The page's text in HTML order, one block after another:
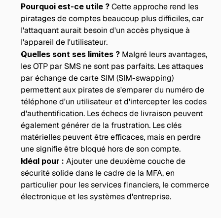
Pourquoi est-ce utile ? Cette approche rend les
piratages de comptes beaucoup plus difficiles, car
l'attaquant aurait besoin d'un accès physique à
l'appareil de l'utilisateur.
Quelles sont ses limites ? Malgré leurs avantages,
les OTP par SMS ne sont pas parfaits. Les attaques
par échange de carte SIM (SIM-swapping)
permettent aux pirates de s'emparer du numéro de
téléphone d'un utilisateur et d'intercepter les codes
d'authentification. Les échecs de livraison peuvent
également générer de la frustration. Les clés
matérielles peuvent être efficaces, mais en perdre
une signifie être bloqué hors de son compte.
Idéal pour : Ajouter une deuxième couche de
sécurité solide dans le cadre de la MFA, en
particulier pour les services financiers, le commerce
électronique et les systèmes d'entreprise.